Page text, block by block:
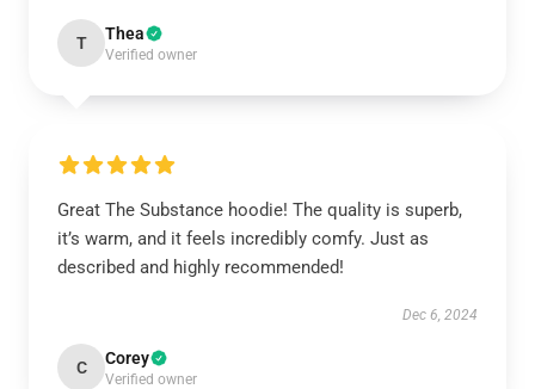
T Thea
Verified owner
Great The Substance hoodie! The quality is superb,
it’s warm, and it feels incredibly comfy. Just as
described and highly recommended!
Dec 6, 2024
C Corey
Verified owner